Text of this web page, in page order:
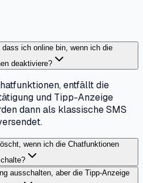
ich online bin, wenn ich die
deaktiviere?
entfällt die
und Tipp-Anzeige
dann als klassische SMS
wenn ich die Chatfunktionen
ausschalten, aber die Tipp-Anzeige